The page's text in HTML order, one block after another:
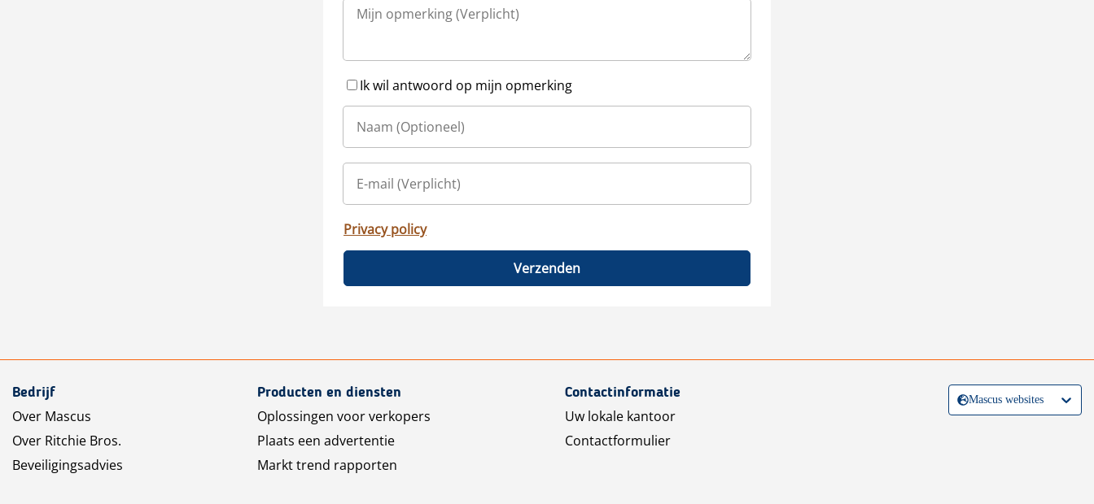
Ik wil antwoord op mijn opmerking
Privacy policy
Verzenden
Bedrijf
Over Mascus
Over Ritchie Bros.
Beveiligingsadvies
Producten en diensten
Oplossingen voor verkopers
Plaats een advertentie
Markt trend rapporten
Contactinformatie
Uw lokale kantoor
Contactformulier
Mascus websites